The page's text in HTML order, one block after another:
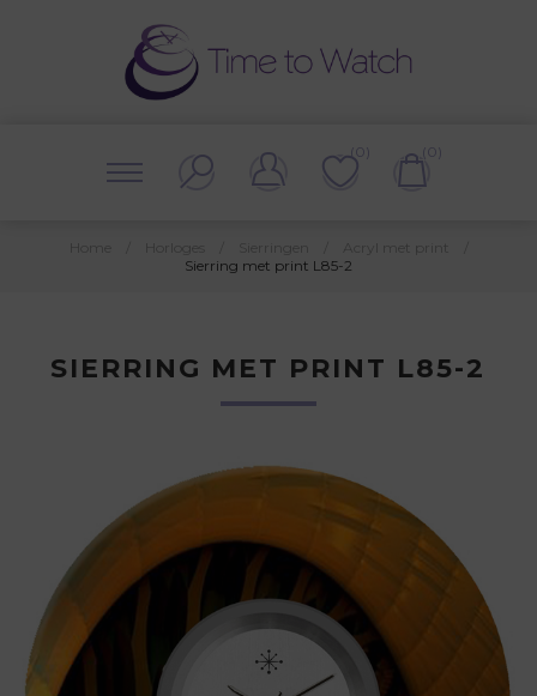
(0) (0)
Sierring met print L85-2
SIERRING MET PRINT L85-2